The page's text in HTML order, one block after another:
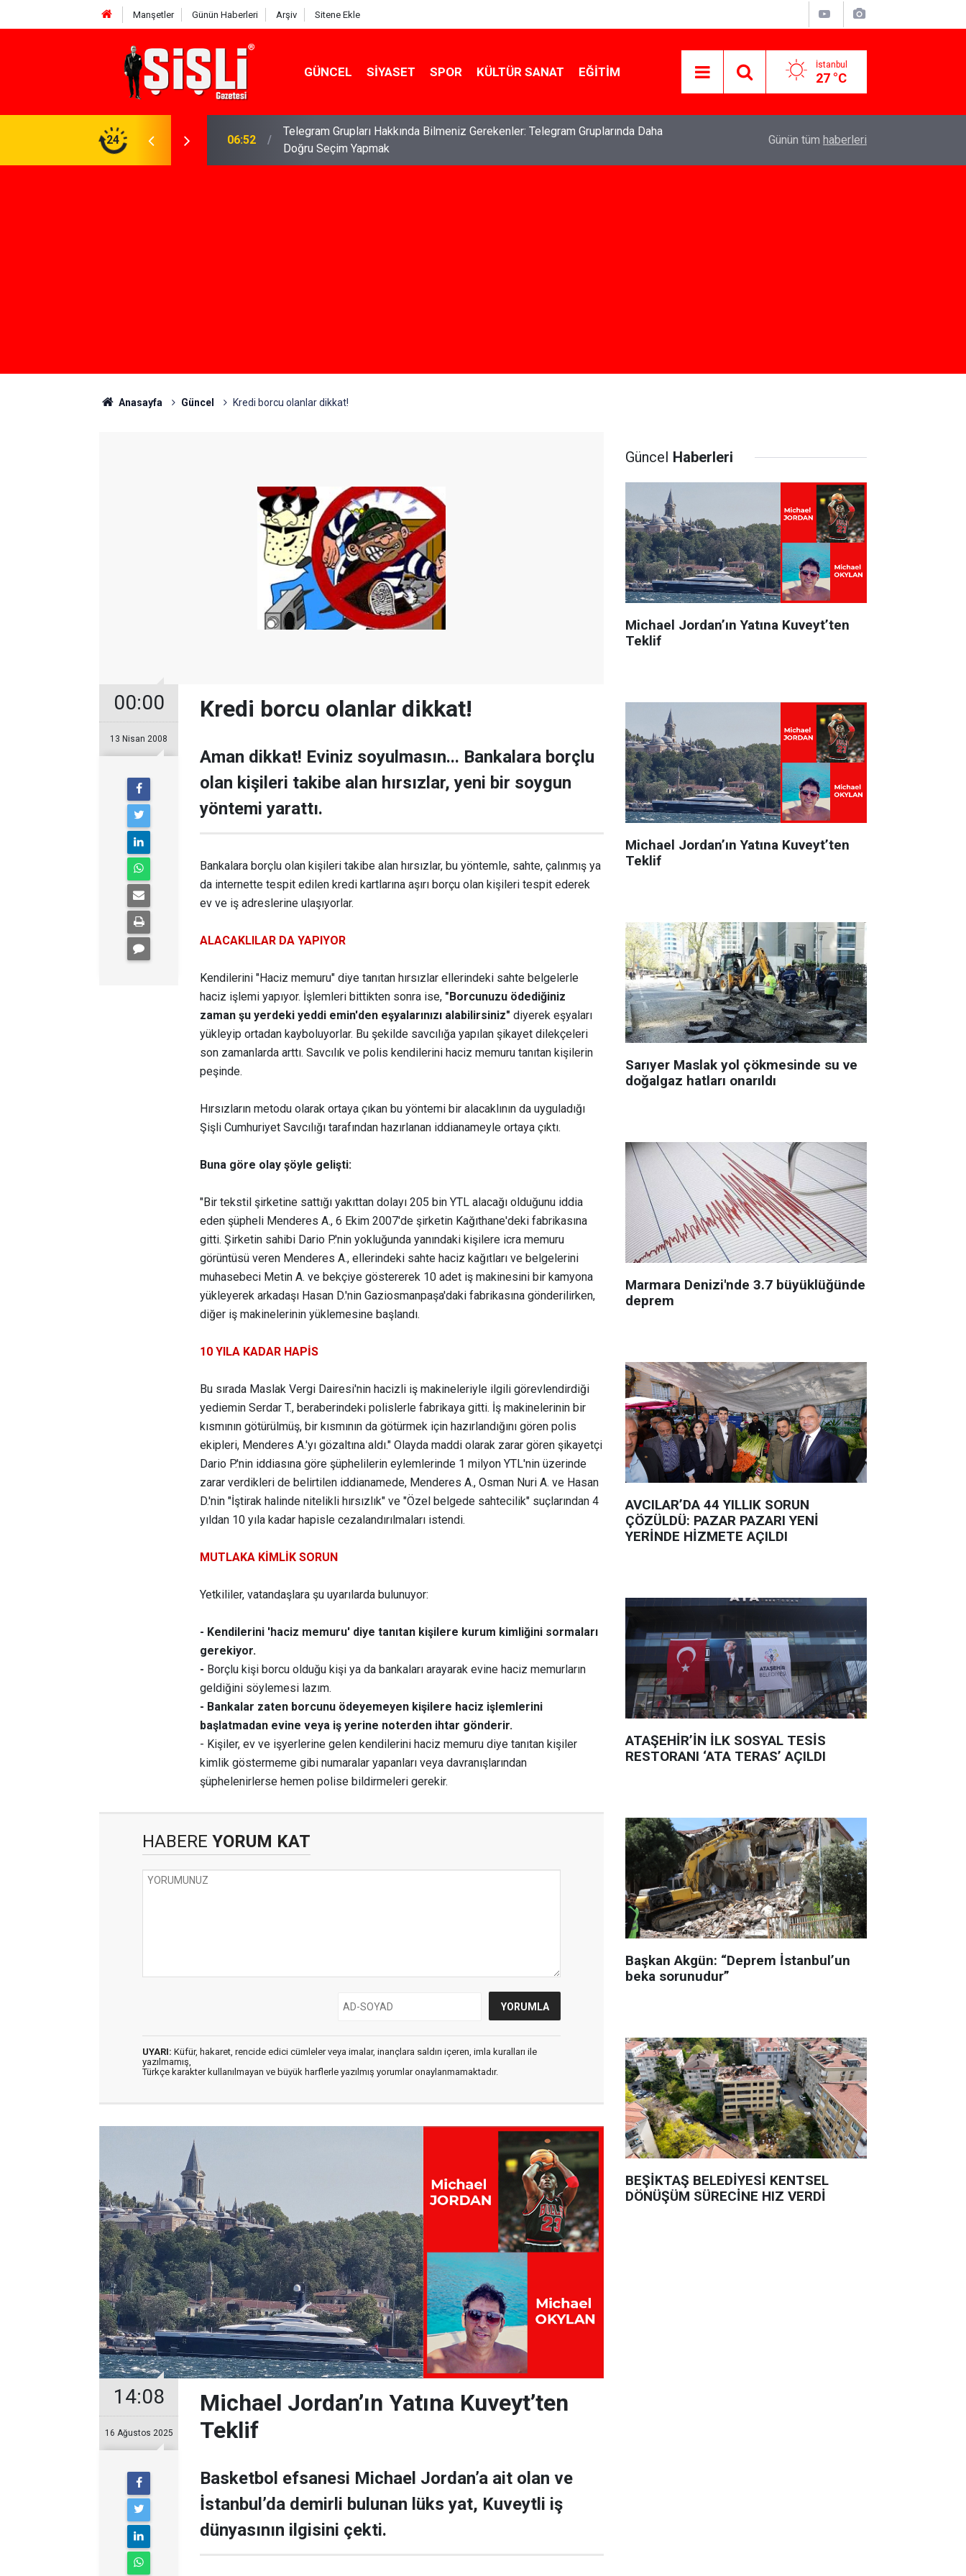
Manşetler Günün Haberleri Arşiv Sitene Ekle
GÜNCEL SIYASET SPOR KÜLTÜR SANAT EĞITIM İstanbul
27 °C
24
Gerekenler: Telegram Gruplarında Daha
04:43 İş Davaları: Haklarınızı Bilmek ve Koruma Altına Almak Özlem Drahyalı Kimdir, Nereli ve Kaç
Günün tüm haberleri
Anasayfa Güncel Kredi borcu olanlar dikkat!
00:00
13 Nisan 2008
Kredi borcu olanlar dikkat!
Aman dikkat! Eviniz soyulmasın... Bankalara borçlu
olan kişileri takibe alan hırsızlar, yeni bir soygun
yöntemi yarattı.
Bankalara borçlu olan kişileri takibe alan hırsızlar, bu yöntemle, sahte, çalınmış ya
da internette tespit edilen kredi kartlarına aşırı borçu olan kişileri tespit ederek
ev ve iş adreslerine ulaşıyorlar.
ALACAKLILAR DA YAPIYOR
Kendilerini "Haciz memuru" diye tanıtan hırsızlar ellerindeki sahte belgelerle
haciz işlemi yapıyor. İşlemleri bittikten sonra ise, "Borcunuzu ödediğiniz
zaman şu yerdeki yeddi emin'den eşyalarınızı alabilirsiniz" diyerek eşyaları
yükleyip ortadan kayboluyorlar. Bu şekilde savcılığa yapılan şikayet dilekçeleri
son zamanlarda arttı. Savcılık ve polis kendilerini haciz memuru tanıtan kişilerin
peşinde.
Hırsızların metodu olarak ortaya çıkan bu yöntemi bir alacaklının da uyguladığı
Şişli Cumhuriyet Savcılığı tarafından hazırlanan iddianameyle ortaya çıktı.
Buna göre olay şöyle gelişti:
"Bir tekstil şirketine sattığı yakıttan dolayı 205 bin YTL alacağı olduğunu iddia
eden şüpheli Menderes A., 6 Ekim 2007'de şirketin Kağıthane'deki fabrikasına
gitti. Şirketin sahibi Dario P.'nin yokluğunda yanındaki kişilere icra memuru
görüntüsü veren Menderes A., ellerindeki sahte haciz kağıtları ve belgelerini
muhasebeci Metin A. ve bekçiye göstererek 10 adet iş makinesini bir kamyona
yükleyerek arkadaşı Hasan D.'nin Gaziosmanpaşa'daki fabrikasına gönderilirken,
diğer iş makinelerinin yüklemesine başlandı.
10 YILA KADAR HAPİS
Bu sırada Maslak Vergi Dairesi'nin hacizli iş makineleriyle ilgili görevlendirdiği
yediemin Serdar T., beraberindeki polislerle fabrikaya gitti. İş makinelerinin bir
kısmının götürülmüş, bir kısmının da götürmek için hazırlandığını gören polis
ekipleri, Menderes A.'yı gözaltına aldı." Olayda maddi olarak zarar gören şikayetçi
Dario P.'nin iddiasına göre şüphelilerin eylemlerinde 1 milyon YTL'nin üzerinde
zarar verdikleri de belirtilen iddianamede, Menderes A., Osman Nuri A. ve Hasan
D.'nin "İştirak halinde nitelikli hırsızlık" ve "Özel belgede sahtecilik" suçlarından 4
yıldan 10 yıla kadar hapisle cezalandırılmaları istendi.
MUTLAKA KİMLİK SORUN
Yetkililer, vatandaşlara şu uyarılarda bulunuyor:
- Kendilerini 'haciz memuru' diye tanıtan kişilere kurum kimliğini sormaları
gerekiyor.
- Borçlu kişi borcu olduğu kişi ya da bankaları arayarak evine haciz memurların
geldiğini söylemesi lazım.
- Bankalar zaten borcunu ödeyemeyen kişilere haciz işlemlerini
başlatmadan evine veya iş yerine noterden ihtar gönderir.
- Kişiler, ev ve işyerlerine gelen kendilerini haciz memuru diye tanıtan kişiler
kimlik göstermeme gibi numaralar yapanları veya davranışlarından
şüphelenirlerse hemen polise bildirmeleri gerekir.
HABERE YORUM KAT
UYARI: Küfür, hakaret, rencide edici cümleler veya imalar, inançlara saldırı içeren, imla kuralları ile
yazılmamış,
Türkçe karakter kullanılmayan ve büyük harflerle yazılmış yorumlar onaylanmamaktadır.
14:08
16 Ağustos 2025
Michael Jordan’ın Yatına Kuveyt’ten
Teklif
Basketbol efsanesi Michael Jordan’a ait olan ve
İstanbul’da demirli bulunan lüks yat, Kuveytli iş
dünyasının ilgisini çekti.
Güncel Haberleri
Michael Jordan’ın Yatına Kuveyt’ten
Teklif
Michael Jordan’ın Yatına Kuveyt’ten
Teklif
Sarıyer Maslak yol çökmesinde su ve
doğalgaz hatları onarıldı
Marmara Denizi'nde 3.7 büyüklüğünde
deprem
AVCILAR’DA 44 YILLIK SORUN
ÇÖZÜLDÜ: PAZAR PAZARI YENİ
YERİNDE HİZMETE AÇILDI
ATAŞEHİR’İN İLK SOSYAL TESİS
RESTORANI ‘ATA TERAS’ AÇILDI
Başkan Akgün: “Deprem İstanbul’un
beka sorunudur”
BEŞİKTAŞ BELEDİYESİ KENTSEL
DÖNÜŞÜM SÜRECİNE HIZ VERDİ